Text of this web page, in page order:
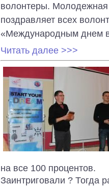
волонтеры. Молодежная
поздравляет всех
«Международным днем
Читать далее >>>
на все 100 процентов.
Заинтриговали ? Тогда